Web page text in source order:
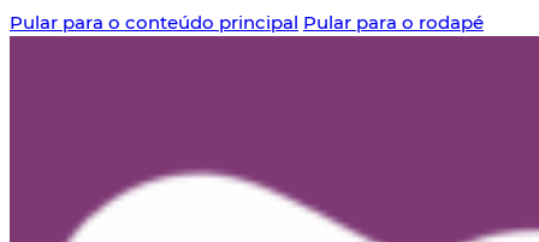
Pular para o conteúdo principal Pular para o rodapé